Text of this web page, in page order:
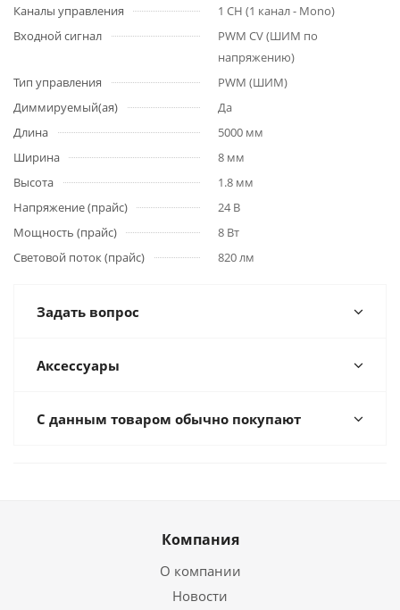
Каналы управления
1 CH (1 канал - Mono)
Входной сигнал
PWM СV (ШИМ по
напряжению)
Тип управления
PWM (ШИМ)
Диммируемый(ая)
Да
Длина
5000 мм
Ширина
8 мм
Высота
1.8 мм
Напряжение (прайс)
24 В
Мощность (прайс)
8 Вт
Световой поток (прайс)
820 лм
Задать вопрос
Аксессуары
С данным товаром обычно покупают
Компания
О компании
Новости